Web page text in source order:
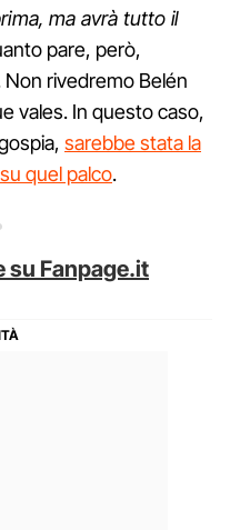
ma avrà tutto il
pare, però,
Non rivedremo Belén
vales. In questo caso,
sarebbe stata la
quel palco.
su Fanpage.it